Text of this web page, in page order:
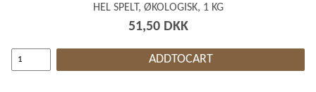
HEL SPELT, ØKOLOGISK, 1 KG
51,50 DKK
ADDTOCART